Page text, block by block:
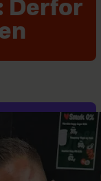
Derfor